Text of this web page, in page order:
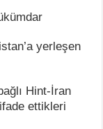
yerleşen
Hint-İran
ettikleri